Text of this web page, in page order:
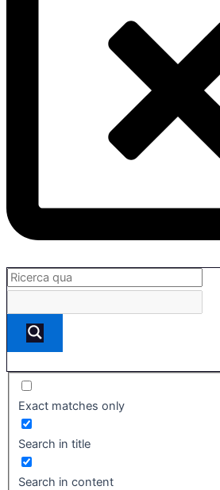
Exact matches only
Search in title
Search in content